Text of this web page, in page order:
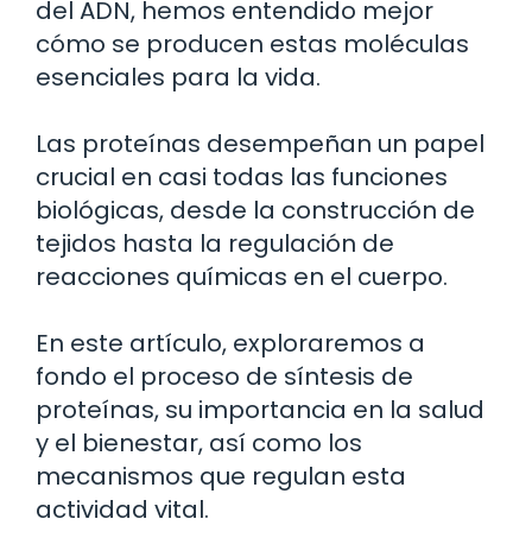
del ADN, hemos entendido mejor
cómo se producen estas moléculas
esenciales para la vida.
Las proteínas desempeñan un papel
crucial en casi todas las funciones
biológicas, desde la construcción de
tejidos hasta la regulación de
reacciones químicas en el cuerpo.
En este artículo, exploraremos a
fondo el proceso de síntesis de
proteínas, su importancia en la salud
y el bienestar, así como los
mecanismos que regulan esta
actividad vital.